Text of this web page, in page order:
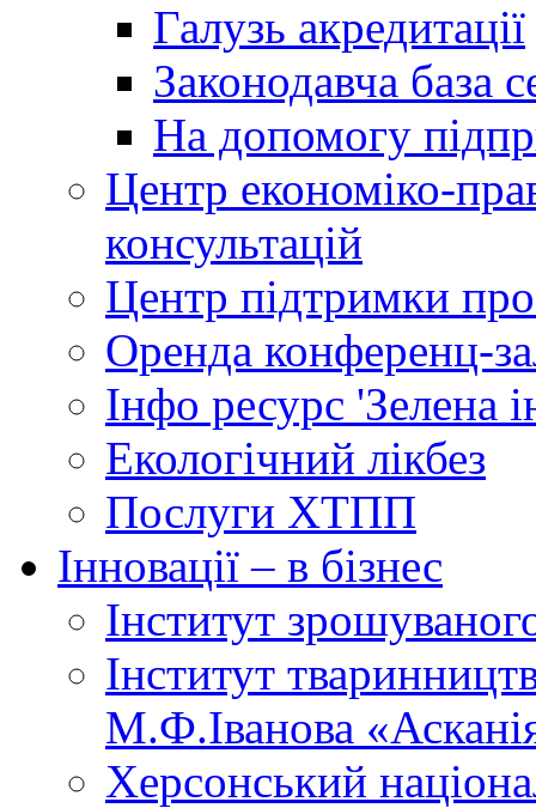
Галузь акредитації
Законодавча база
На допомогу
Центр економіко-
консультацій
Центр підтримки
Оренда конференц-
Інфо ресурс 'Зелена
Екологічний лікбез
Послуги ХТПП
Інновації – в бізнес
Інститут
Інститут
М.Ф.Іванова
Херсонський